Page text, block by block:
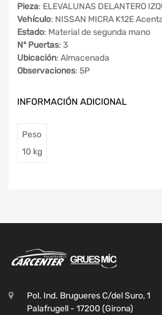
Pieza: ELEVALUNAS DELANTERO
Vehículo: NISSAN MICRA K12E
Estado: Material de segunda mano
Nº Puertas: 3
Ubicación: Almacenada
Observaciones: 5P
INFORMACIÓN ADICIONAL
Peso
10 kg
Pol. Ind. Brugueres C/del Suro, 1
Palafrugell - 17200 (Girona)